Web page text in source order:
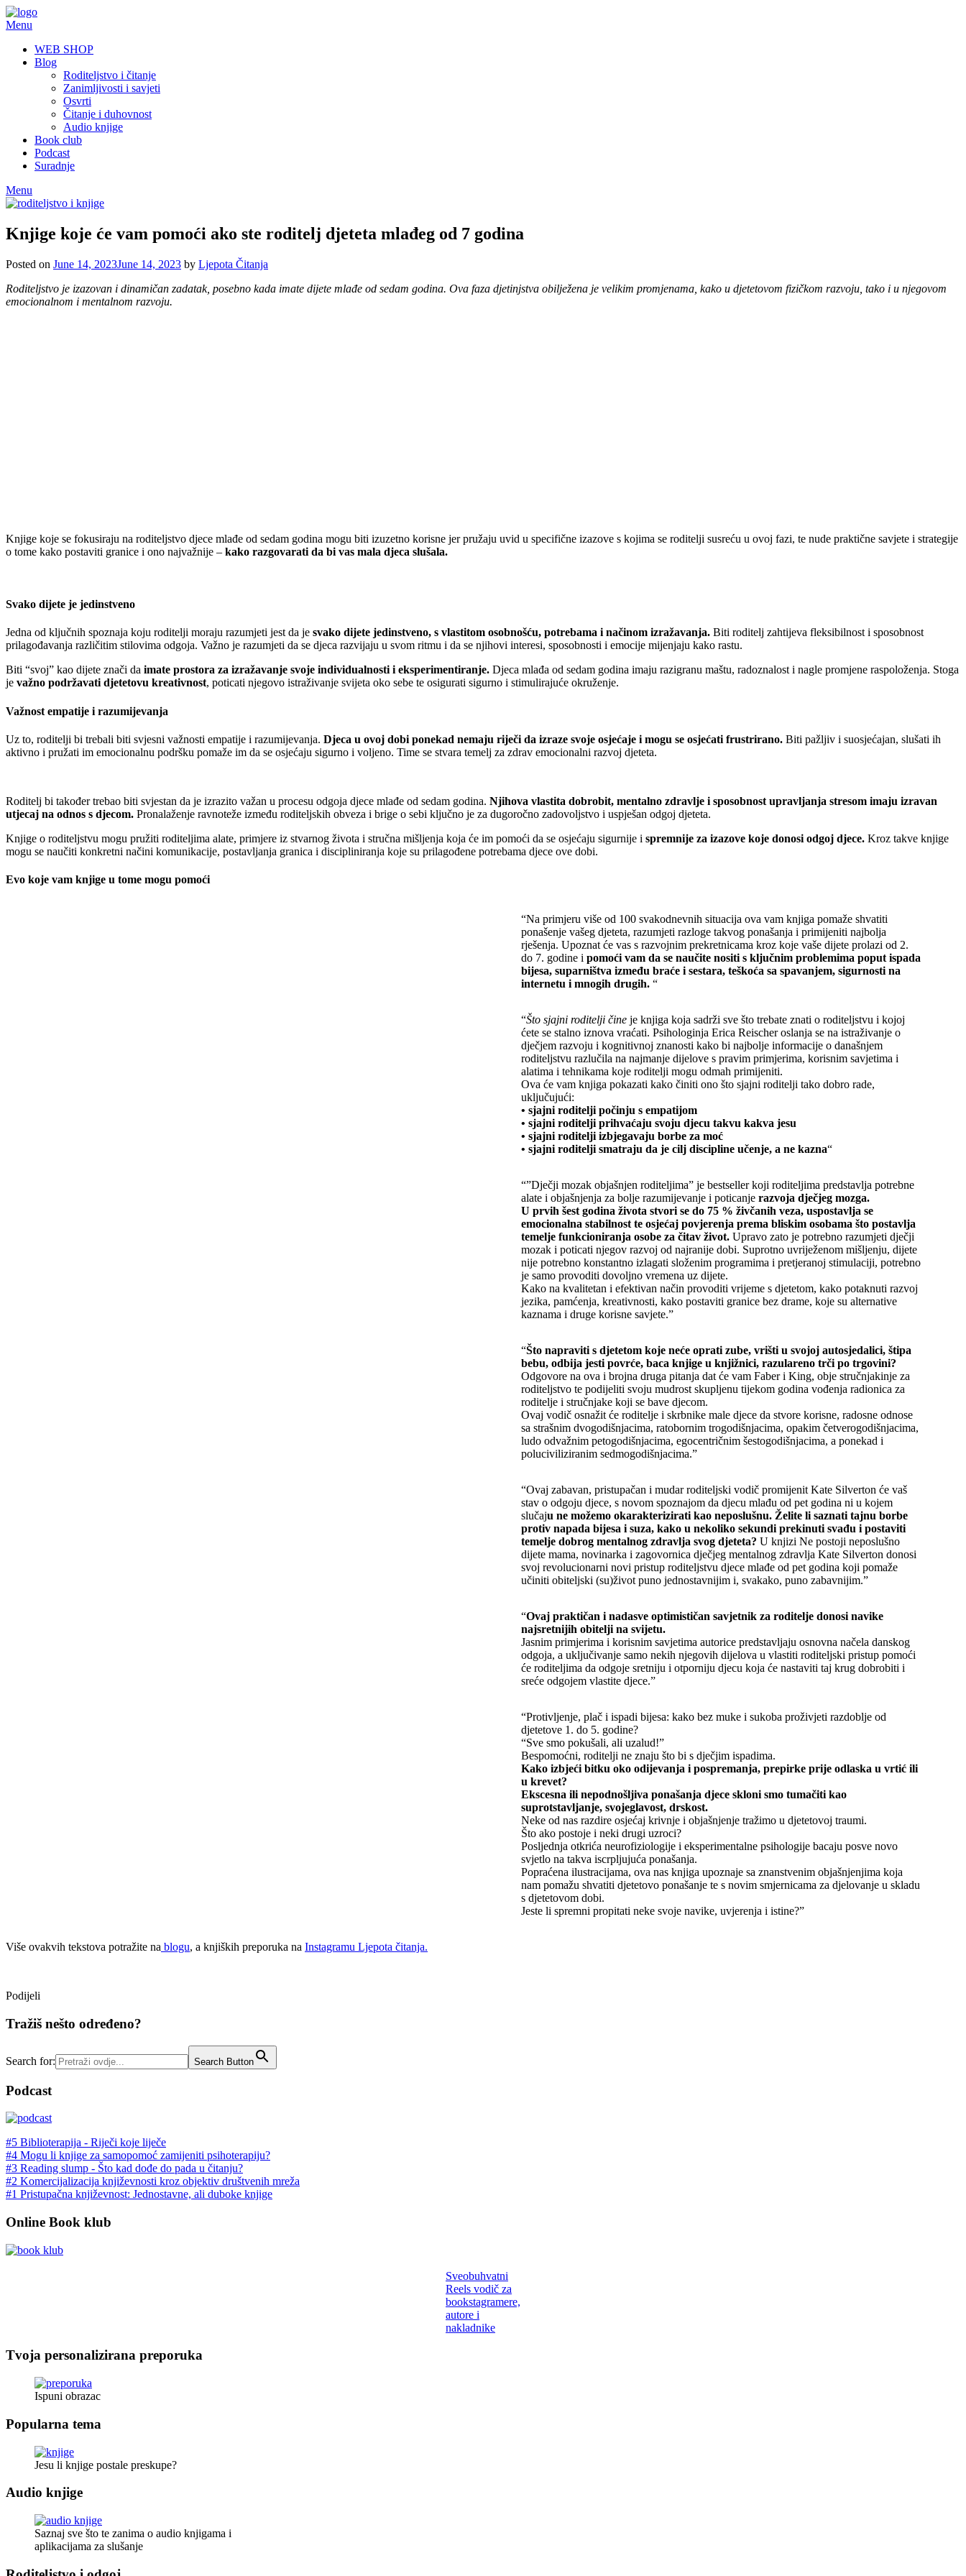
Skip
to
Menu
WEB SHOP
Blog
Roditeljstvo i čitanje
Zanimljivosti i savjeti
Osvrti
Čitanje i duhovnost
Audio knjige
Book club
Podcast
Suradnje
Menu
Knjige koje će vam pomoći ako ste roditelj djeteta mlađeg od 7 godina
Posted on June 14, 2023June 14, 2023 by Ljepota Čitanja
Roditeljstvo je izazovan i dinamičan zadatak, posebno kada imate dijete mlađe od sedam godina. Ova faza djetinjstva obilježena je velikim promjenama, kako u djetetovom fizičkom razvoju, tako i u njegovom
emocionalnom i mentalnom razvoju.
Knjige koje se fokusiraju na roditeljstvo djece mlađe od sedam godina mogu biti izuzetno korisne jer pružaju uvid u specifične izazove s kojima se roditelji susreću u ovoj fazi, te nude praktične savjete i strategije
o tome kako postaviti granice i ono najvažnije – kako razgovarati da bi vas mala djeca slušala.
Svako dijete je jedinstveno
Jedna od ključnih spoznaja koju roditelji moraju razumjeti jest da je svako dijete jedinstveno, s vlastitom osobnošću, potrebama i načinom izražavanja. Biti roditelj zahtijeva fleksibilnost i sposobnost
prilagođavanja različitim stilovima odgoja. Važno je razumjeti da se djeca razvijaju u svom ritmu i da se njihovi interesi, sposobnosti i emocije mijenjaju kako rastu.
Biti “svoj” kao dijete znači da imate prostora za izražavanje svoje individualnosti i eksperimentiranje. Djeca mlađa od sedam godina imaju razigranu maštu, radoznalost i nagle promjene raspoloženja. Stoga
je važno podržavati djetetovu kreativnost, poticati njegovo istraživanje svijeta oko sebe te osigurati sigurno i stimulirajuće okruženje.
Važnost empatije i razumijevanja
Uz to, roditelji bi trebali biti svjesni važnosti empatije i razumijevanja. Djeca u ovoj dobi ponekad nemaju riječi da izraze svoje osjećaje i mogu se osjećati frustrirano. Biti pažljiv i suosjećajan, slušati ih
aktivno i pružati im emocionalnu podršku pomaže im da se osjećaju sigurno i voljeno. Time se stvara temelj za zdrav emocionalni razvoj djeteta.
Roditelj bi također trebao biti svjestan da je izrazito važan u procesu odgoja djece mlađe od sedam godina. Njihova vlastita dobrobit, mentalno zdravlje i sposobnost upravljanja stresom imaju izravan
utjecaj na odnos s djecom. Pronalaženje ravnoteže između roditeljskih obveza i brige o sebi ključno je za dugoročno zadovoljstvo i uspješan odgoj djeteta.
Knjige o roditeljstvu mogu pružiti roditeljima alate, primjere iz stvarnog života i stručna mišljenja koja će im pomoći da se osjećaju sigurnije i spremnije za izazove koje donosi odgoj djece. Kroz takve knjige
mogu se naučiti konkretni načini komunikacije, postavljanja granica i discipliniranja koje su prilagođene potrebama djece ove dobi.
Evo koje vam knjige u tome mogu pomoći
“Na primjeru više od 100 svakodnevnih situacija ova vam knjiga pomaže shvatiti
ponašenje vašeg djeteta, razumjeti razloge takvog ponašanja i primijeniti najbolja
rješenja. Upoznat će vas s razvojnim prekretnicama kroz koje vaše dijete prolazi od 2.
do 7. godine ipomoći vam da se naučite nositi s ključnim problemima poput ispada
bijesa, suparništva između braće i sestara, teškoća sa spavanjem, sigurnosti na
internetu i mnogih drugih. “
“Što sjajni roditelji čine je knjiga koja sadrži sve što trebate znati o roditeljstvu i kojoj
ćete se stalno iznova vraćati. Psihologinja Erica Reischer oslanja se na istraživanje o
dječjem razvoju i kognitivnoj znanosti kako bi najbolje informacije o današnjem
roditeljstvu razlučila na najmanje dijelove s pravim primjerima, korisnim savjetima i
alatima i tehnikama koje roditelji mogu odmah primijeniti.
Ova će vam knjiga pokazati kako činiti ono što sjajni roditelji tako dobro rade,
uključujući:
• sjajni roditelji počinju s empatijom
• sjajni roditelji prihvaćaju svoju djecu takvu kakva jesu
• sjajni roditelji izbjegavaju borbe za moć
• sjajni roditelji smatraju da je cilj discipline učenje, a ne kazna“
“”Dječji mozak objašnjen roditeljima” je bestseller koji roditeljima predstavlja potrebne
alate i objašnjenja za bolje razumijevanje i poticanjerazvoja dječjeg mozga.
U prvih šest godina života stvori se do 75 % živčanih veza, uspostavlja se
emocionalna stabilnost te osjećaj povjerenja prema bliskim osobama što postavlja
temelje funkcioniranja osobe za čitav život.Upravo zato je potrebno razumjeti dječji
mozak i poticati njegov razvoj od najranije dobi. Suprotno uvriježenom mišljenju, dijete
nije potrebno konstantno izlagati složenim programima i pretjeranoj stimulaciji, potrebno
je samo provoditi dovoljno vremena uz dijete.
Kako na kvalitetan i efektivan način provoditi vrijeme s djetetom, kako potaknuti razvoj
jezika, pamćenja, kreativnosti, kako postaviti granice bez drame, koje su alternative
kaznama i druge korisne savjete.”
“Što napraviti s djetetom koje neće oprati zube, vrišti u svojoj autosjedalici, štipa
bebu, odbija jesti povrće, baca knjige u knjižnici, razulareno trči po trgovini?
Odgovore na ova i brojna druga pitanja dat će vam Faber i King, obje stručnjakinje za
roditeljstvo te podijeliti svoju mudrost skupljenu tijekom godina vođenja radionica za
roditelje i stručnjake koji se bave djecom.
Ovaj vodič osnažit će roditelje i skrbnike male djece da stvore korisne, radosne odnose
sa strašnim dvogodišnjacima, ratobornim trogodišnjacima, opakim četverogodišnjacima,
ludo odvažnim petogodišnjacima, egocentričnim šestogodišnjacima, a ponekad i
poluciviliziranim sedmogodišnjacima.”
“Ovaj zabavan, pristupačan i mudar roditeljski vodič promijenit Kate Silverton će vaš
stav o odgoju djece, s novom spoznajom da djecu mlađu od pet godina ni u kojem
slučaju ne možemo okarakterizirati kao neposlušnu. Želite li saznati tajnu borbe
protiv napada bijesa i suza, kako u nekoliko sekundi prekinuti svađu i postaviti
temelje dobrog mentalnog zdravlja svog djeteta?U knjizi Ne postoji neposlušno
dijete mama, novinarka i zagovornica dječjeg mentalnog zdravlja Kate Silverton donosi
svoj revolucionarni novi pristup roditeljstvu djece mlađe od pet godina koji pomaže
učiniti obiteljski (su)život puno jednostavnijim i, svakako, puno zabavnijim.”
“Ovaj praktičan i nadasve optimističan savjetnik za roditelje donosi navike
najsretnijih obitelji na svijetu.
Jasnim primjerima i korisnim savjetima autorice predstavljaju osnovna načela danskog
odgoja, a uključivanje samo nekih njegovih dijelova u vlastiti roditeljski pristup pomoći
će roditeljima da odgoje sretniju i otporniju djecu koja će nastaviti taj krug dobrobiti i
sreće odgojem vlastite djece.”
“Protivljenje, plač i ispadi bijesa: kako bez muke i sukoba proživjeti razdoblje od
djetetove 1. do 5. godine?
“Sve smo pokušali, ali uzalud!”
Bespomoćni, roditelji ne znaju što bi s dječjim ispadima.
Kako izbjeći bitku oko odijevanja i pospremanja, prepirke prije odlaska u vrtić ili
u krevet?
Ekscesna ili nepodnošljiva ponašanja djece skloni smo tumačiti kao
suprotstavljanje, svojeglavost, drskost.
Neke od nas razdire osjećaj krivnje i objašnjenje tražimo u djetetovoj traumi.
Što ako postoje i neki drugi uzroci?
Posljednja otkrića neurofiziologije i eksperimentalne psihologije bacaju posve novo
svjetlo na takva iscrpljujuća ponašanja.
Popraćena ilustracijama, ova nas knjiga upoznaje sa znanstvenim objašnjenjima koja
nam pomažu shvatiti djetetovo ponašanje te s novim smjernicama za djelovanje u skladu
s djetetovom dobi.
Jeste li spremni propitati neke svoje navike, uvjerenja i istine?”
Više ovakvih tekstova potražite na blogu, a knjiških preporuka na Instagramu Ljepota čitanja.
Podijeli
Tražiš nešto određeno?
Search for: Search Button
Podcast
#5 Biblioterapija - Riječi koje liječe
#4 Mogu li knjige za samopomoć zamijeniti psihoterapiju?
#3 Reading slump - Što kad dođe do pada u čitanju?
#2 Komercijalizacija književnosti kroz objektiv društvenih mreža
#1 Pristupačna književnost: Jednostavne, ali duboke knjige
Online Book klub
Sveobuhvatni
Reels vodič za
bookstagramere,
autore i
nakladnike
Tvoja personalizirana preporuka
Ispuni obrazac
Popularna tema
Jesu li knjige postale preskupe?
Audio knjige
Saznaj sve što te zanima o audio knjigama i
aplikacijama za slušanje